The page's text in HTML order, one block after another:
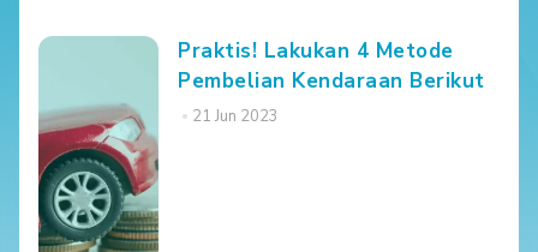
Praktis! Lakukan 4 Metode
Pembelian Kendaraan Berikut
21 Jun 2023